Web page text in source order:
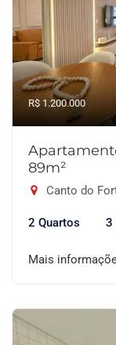
R$ 1.200.000
89m²
Canto do
2 Quartos 3
Mais